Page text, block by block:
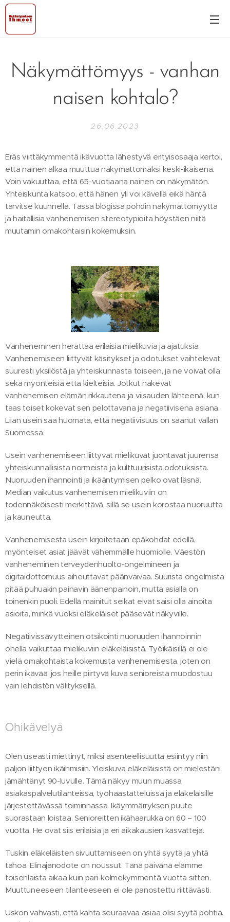
Näkymättömyys - vanhan
naisen kohtalo?
26.06.2023
Eräs viittäkymmentä ikävuotta lähestyvä erityisosaaja kertoi,
että nainen alkaa muuttua näkymättömäksi keski-ikäisenä.
Voin vakuuttaa, että 65-vuotiaana nainen on näkymätön.
Yhteiskunta katsoo, että hänen yli voi kävellä eikä häntä
tarvitse kuunnella. Tässä blogissa pohdin näkymättömyyttä
ja haitallisia vanhenemisen stereotypioita höystäen niitä
muutamin omakohtaisin kokemuksin.
Vanheneminen herättää erilaisia mielikuvia ja ajatuksia.
Vanhenemiseen liittyvät käsitykset ja odotukset vaihtelevat
suuresti yksilöstä ja yhteiskunnasta toiseen, ja ne voivat olla
sekä myönteisiä että kielteisiä. Jotkut näkevät
vanhenemisen elämän rikkautena ja viisauden lähteenä, kun
taas toiset kokevat sen pelottavana ja negatiivisena asiana.
Liian usein saa huomata, että negatiivisuus on saanut vallan
Suomessa.
Usein vanhenemiseen liittyvät mielikuvat juontavat juurensa
yhteiskunnallisista normeista ja kulttuurisista odotuksista.
Nuoruuden ihannointi ja ikääntymisen pelko ovat läsnä.
Median vaikutus vanhenemisen mielikuviin on
todennäköisesti merkittävä, sillä se usein korostaa nuoruutta
ja kauneutta.
Vanhenemisesta usein kirjoitetaan epäkohdat edellä,
myönteiset asiat jäävät vähemmälle huomiolle. Väestön
vanheneminen terveydenhuolto-ongelmineen ja
digitaidottomuus aiheuttavat päänvaivaa. Suurista ongelmista
pitää puhuakin painavin äänenpainoin, mutta asialla on
toinenkin puoli. Edellä mainitut seikat eivät saisi olla ainoita
asioita, minkä vuoksi eläkeläiset pääsevät näkyville.
Negatiivissävytteinen otsikointi nuoruuden ihannoinnin
ohella vaikuttaa mielikuviin eläkeläisistä. Työikäisillä ei ole
vielä omakohtaista kokemusta vanhenemisesta, joten on
perin ikävää, jos heille piirtyvä kuva senioreista muodostuu
vain lehdistön välityksellä.
Ohikävelyä
Olen useasti miettinyt, miksi asenteellisuutta esiintyy niin
paljon liittyen ikäihmisiin. Yleiskuva eläkeläisistä on mielestäni
jämähtänyt 90-luvulle. Tämä näkyy muun muassa
asiakaspalvelutilanteissa, työhaastatteluissa ja eläkeläisille
järjestettävässä toiminnassa. Ikäymmärryksen puute
suorastaan loistaa. Senioreitten ikähaarukka on 60 – 100
vuotta. He ovat siis erilaisia ja eri aikakausien kasvatteja.
Tuskin eläkeläisten sivuuttamiseen on yhtä syytä ja yhtä
tahoa. Elinajanodote on noussut. Tänä päivänä elämme
toisenlaista aikaa kuin pari-kolmekymmentä vuotta sitten.
Muuttuneeseen tilanteeseen ei ole panostettu riittävästi.
Uskon vahvasti, että kahta seuraavaa asiaa olisi syytä pohtia.